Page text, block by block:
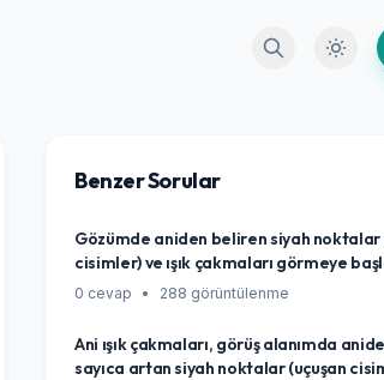
Arama
Benzer Sorular
Gözümde aniden beliren siyah noktalar
cisimler) ve ışık çakmaları görmeye
ne anlama gelir ve ne yapmalıyım?
0 cevap • 288 görüntülenme
Ani ışık çakmaları, görüş alanımda
sayıca artan siyah noktalar (uçuşan